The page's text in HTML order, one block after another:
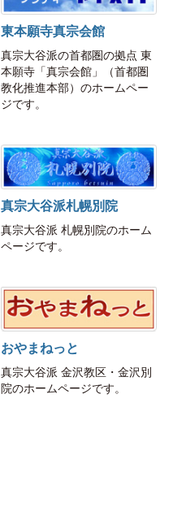
東本願寺真宗会館
真宗大谷派の首都圏の拠点 東
本願寺「真宗会館」（首都圏
教化推進本部）のホームペー
ジです。
真宗大谷派札幌別院
真宗大谷派 札幌別院のホーム
ページです。
おやまねっと
真宗大谷派 金沢教区・金沢別
院のホームページです。